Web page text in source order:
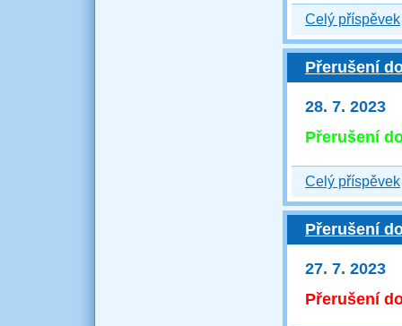
Celý příspěvek
Přerušení
28. 7. 2023
Přerušení
Celý příspěvek
Přerušení
27. 7. 2023
Přerušení